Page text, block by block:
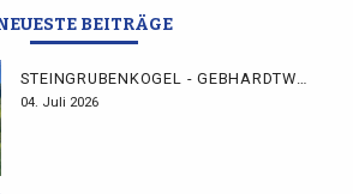
BEITRÄGE
04. Juli 2026